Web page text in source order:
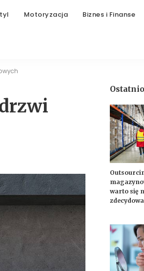
Motoryzacja Biznes i Finanse
warto się